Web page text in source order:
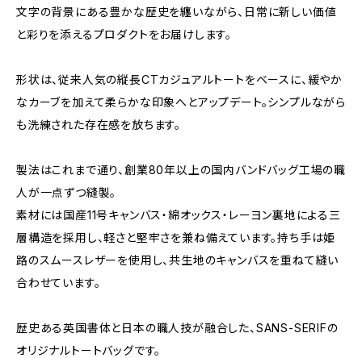
文字の背景にある豊かな歴史を纏いながら、日常に新しい価値
と彩りを添えるプロダクトをお届けします。
形状は、従来人気の縦長CTカジュアルトートをベースに、緩やか
なカーブを加えて柔らかな印象へとアップデート。シンプルながら
も洗練された存在感を放ちます。
製法はこれまで通り、創業80年以上の国内バンドバッグ工場の職
人が一点ずつ縫製。
素材には国産11号キャンバス・綿オックス・レーヨン裏地による三
層構造を採用し、軽さと堅牢さを兼ね備えています。持ち手は姫
路のスムースレザーを使用し、共生地のキャンバスを重ねて縫い
合わせています。
歴史ある英国書体と日本の職人技が融合した、SANS-SERIFの
オリジナルトートバッグです。